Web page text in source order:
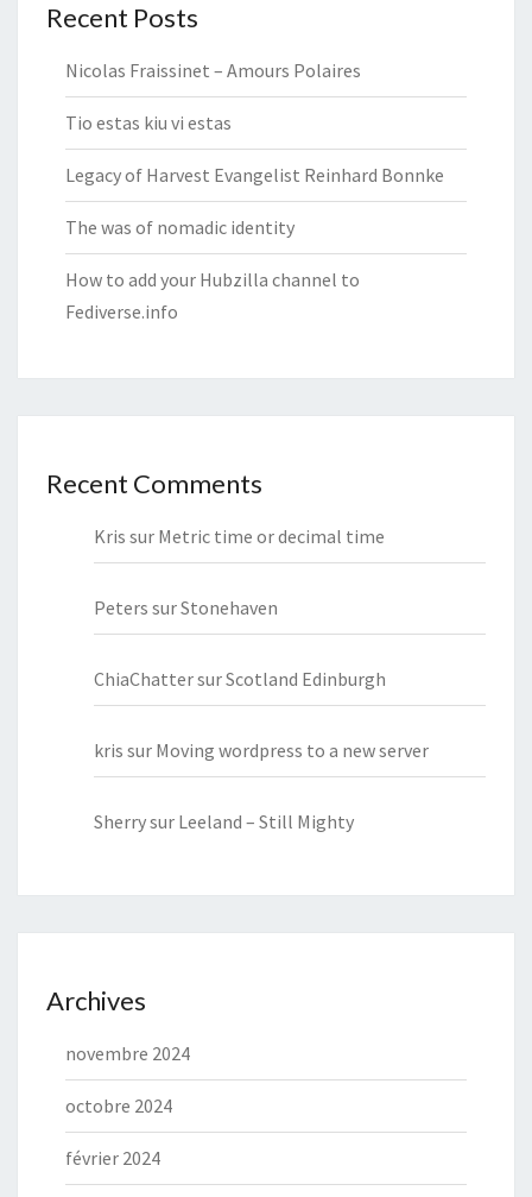
Recent Posts
Nicolas Fraissinet – Amours Polaires
Tio estas kiu vi estas
Legacy of Harvest Evangelist Reinhard Bonnke
The was of nomadic identity
How to add your Hubzilla channel to
Fediverse.info
Recent Comments
Kris sur Metric time or decimal time
Peters surStonehaven
ChiaChattersurScotland Edinburgh
kris sur Moving wordpress to a new server
Sherrysur Leeland – Still Mighty
Archives
novembre 2024
octobre 2024
février 2024